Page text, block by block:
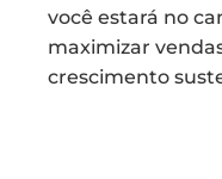
você estará no
maximizar
crescimento